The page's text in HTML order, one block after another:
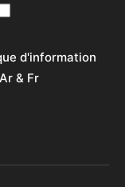
d'information
& Fr